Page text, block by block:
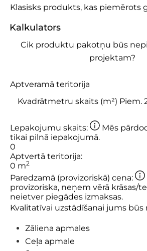
Klasisks produkts, kas piemērots
Kalkulators
Cik produktu pakotņu būs
projektam?
Aptveramā teritorija
Lepakojumu skaits:
Mēs
tikai pilnā iepakojumā.
0
Aptvertā teritorija:
0 m2
Paredzamā (provizoriskā) cena:
provizoriska, neņem vērā krāsas/
neietver piegādes izmaksas.
Kvalitatīvai uzstādīšanai jums būs
Zāliena apmales
Ceļa apmale